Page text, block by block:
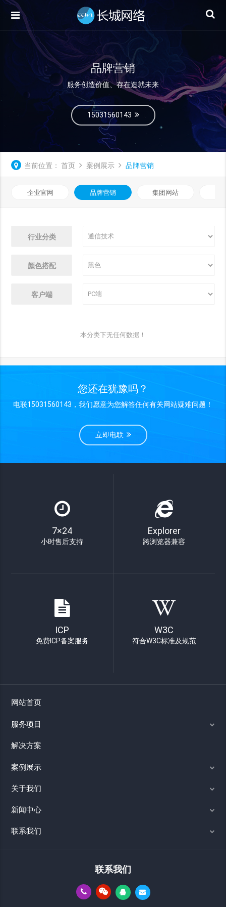
品牌营销
服务创造价值、存在造就未来
15031560143
当前位置： 首页 案例展示 品牌营销
企业官网 品牌营销 集团网站
行业分类
颜色搭配
客户端
本分类下无任何数据！
您还在犹豫吗？
电联15031560143，我们愿意为您解答任何有关网站疑难问题！
立即电联
7×24
小时售后支持
Explorer
跨浏览器兼容
ICP
免费ICP备案服务
W3C
符合W3C标准及规范
网站首页
服务项目
解决方案
案例展示
关于我们
新闻中心
联系我们
联系我们